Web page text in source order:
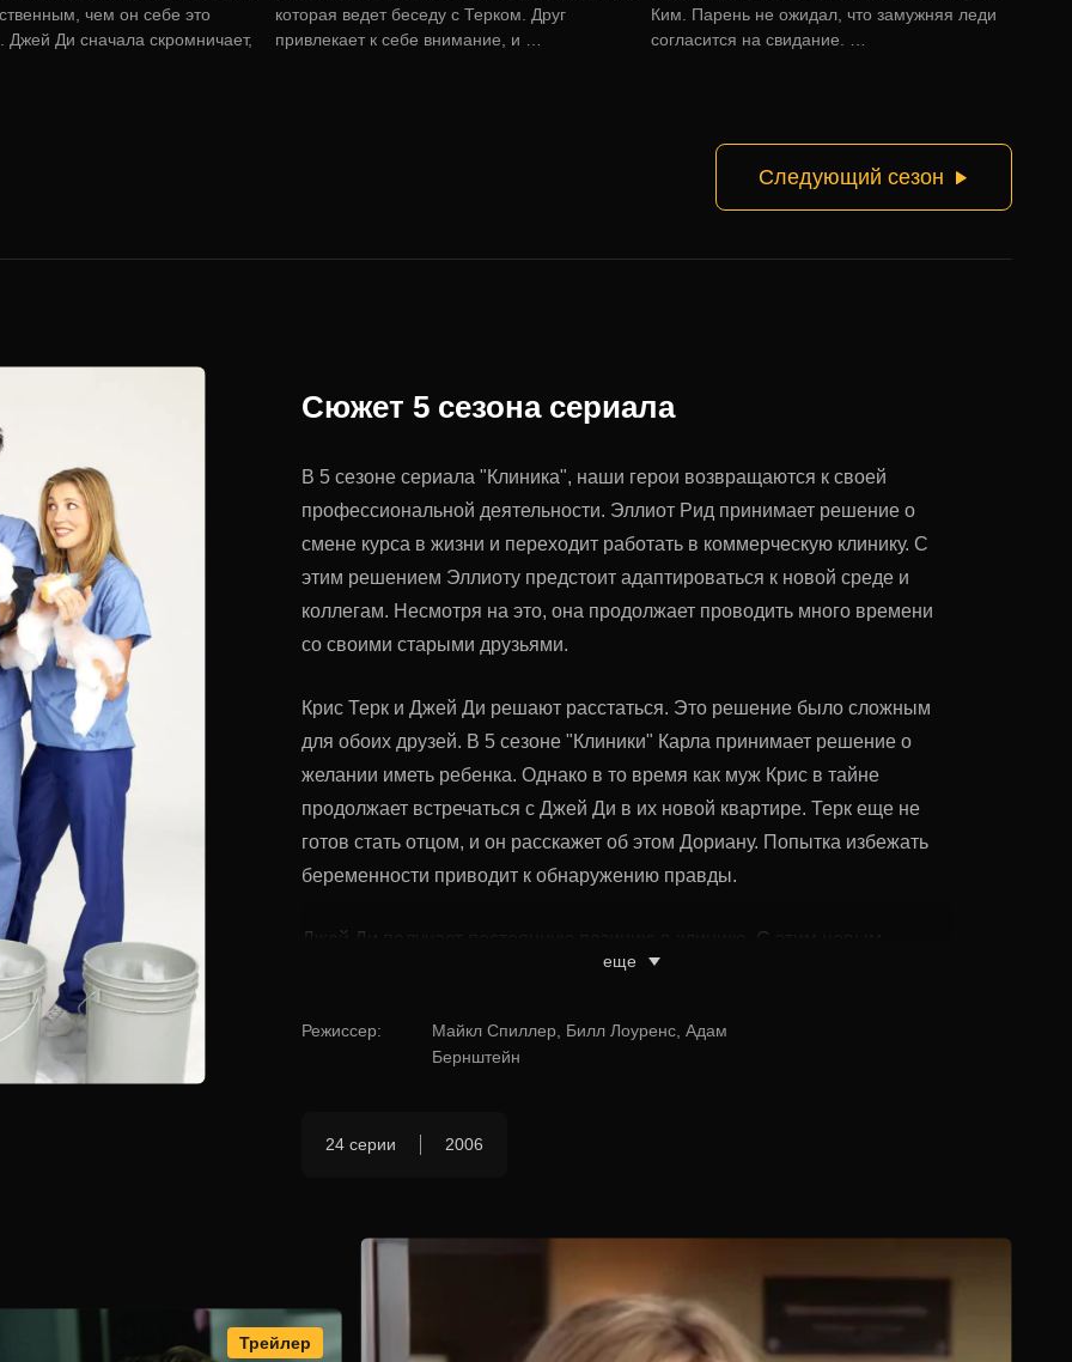
чем он себе это
Джей Ди сначала скромничает,
которая ведет беседу с Терком. Друг
привлекает к себе внимание, и …
Ким. Парень не ожидал, что замужняя леди
согласится на свидание. …
Следующий сезон
Сюжет 5 сезона сериала
В 5 сезоне сериала "Клиника", наши герои возвращаются к своей
профессиональной деятельности. Эллиот Рид принимает решение о
смене курса в жизни и переходит работать в коммерческую клинику. С
этим решением Эллиоту предстоит адаптироваться к новой среде и
коллегам. Несмотря на это, она продолжает проводить много времени
со своими старыми друзьями.
Крис Терк и Джей Ди решают расстаться. Это решение было сложным
для обоих друзей. В 5 сезоне "Клиники" Карла принимает решение о
желании иметь ребенка. Однако в то время как муж Крис в тайне
продолжает встречаться с Джей Ди в их новой квартире. Терк еще не
готов стать отцом, и он расскажет об этом Дориану. Попытка избежать
беременности приводит к обнаружению правды.
Джей Ди получает постоянную позицию в клинике. С этим новым
статусом на него ложится огромная ответственность. Ранее он всегда
вынужден принимать решения самостоятельно. Он также продолжает
работать с интернами, стараясь передать им свой опыт. В этот период
пациентов, но насмешки Кокса часто ставят его в забавные и неловкие
еще
Режиссер:
Майкл Спиллер, Билл Лоуренс, Адам
Бернштейн
24 серии 2006
Трейлер